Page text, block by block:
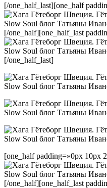
[/one_half_last][one_half
[/one_half][one_half_last
[/one_half_last]
[one_half padding=»0px 10px
[/one_half][one_half_last